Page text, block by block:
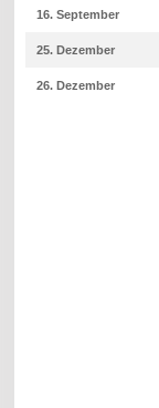
16. September
25. Dezember
26. Dezember